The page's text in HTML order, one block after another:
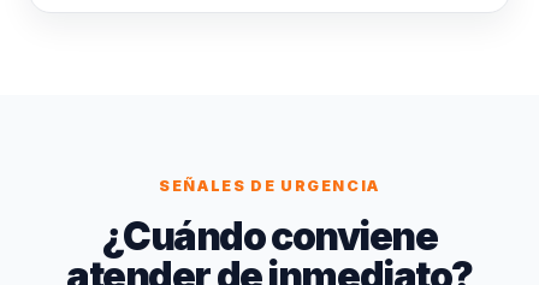
SEÑALES DE URGENCIA
¿Cuándo conviene